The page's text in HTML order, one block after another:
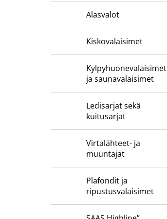
Alasvalot
Kiskovalaisimet
Kylpyhuone­valaisimet
ja saunavalaisimet
Ledisarjat sekä
kuitusarjat
Virtalähteet- ja
muuntajat
Plafondit ja
ripustusvalaisimet